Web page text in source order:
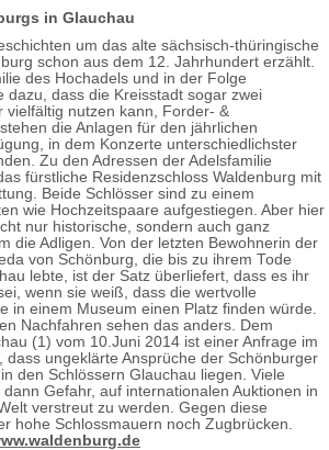
in Glauchau
um das alte sächsisch-thüringische
schon aus dem 12. Jahrhundert erzählt.
des Hochadels und in der Folge
dazu, dass die Kreisstadt sogar zwei
vielfältig nutzen kann, Forder- &
die Anlagen für den jährlichen
in dem Konzerte unterschiedlichster
Zu den Adressen der Adelsfamilie
fürstliche Residenzschloss Waldenburg mit
Beide Schlösser sind zu einem
wie Hochzeitspaare aufgestiegen. Aber hier
nur historische, sondern auch ganz
die Adligen. Von der letzten Bewohnerin der
von Schönburg, die bis zu ihrem Tode
lebte, ist der Satz überliefert, dass es ihr
wenn sie weiß, dass die wertvolle
in einem Museum einen Platz finden würde.
Nachfahren sehen das anders. Dem
(1) vom 10.Juni 2014 ist einer Anfrage im
dass ungeklärte Ansprüche der Schönburger
den Schlössern Glauchau liegen. Viele
Gefahr, auf internationalen Auktionen in
verstreut zu werden. Gegen diese
hohe Schlossmauern noch Zugbrücken.